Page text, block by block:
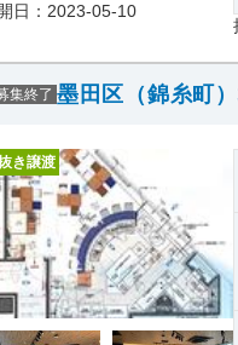
日：2023-05-10
集終了 墨田区（錦糸町
き譲渡